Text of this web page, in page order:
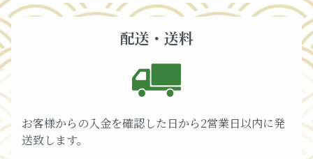
配送・送料
お客様からの入金を確認した日から2営業日以内に発
送致します。